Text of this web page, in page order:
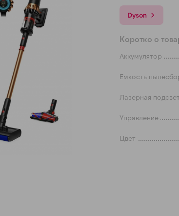
Dyson
Коротко о
Аккумулятор
Емкость
Лазерная
Управление
Цвет
График платежей
Добавляйте